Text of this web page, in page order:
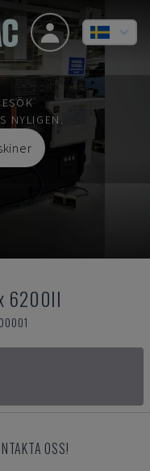
NYLIGEN.
6200II
OSS!